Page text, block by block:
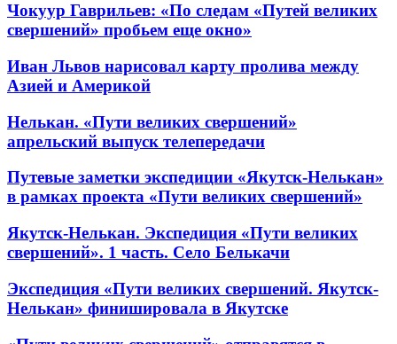
Чокуур Гаврильев: «По следам «Путей великих
свершений» пробьем еще окно»
Иван Львов нарисовал карту пролива между
Азией и Америкой
Нелькан. «Пути великих свершений»
апрельский выпуск телепередачи
Путевые заметки экспедиции «Якутск-Нелькан»
в рамках проекта «Пути великих свершений»
Якутск-Нелькан. Экспедиция «Пути великих
свершений». 1 часть. Село Белькачи
Экспедиция «Пути великих свершений. Якутск-
Нелькан» финишировала в Якутске